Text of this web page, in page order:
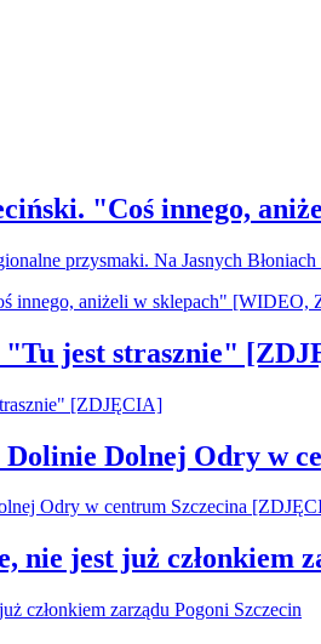
"Coś innego,
przysmaki. Na Jasnych
"Tu jest strasznie"
Dolnej Odry w
nie jest już członkiem